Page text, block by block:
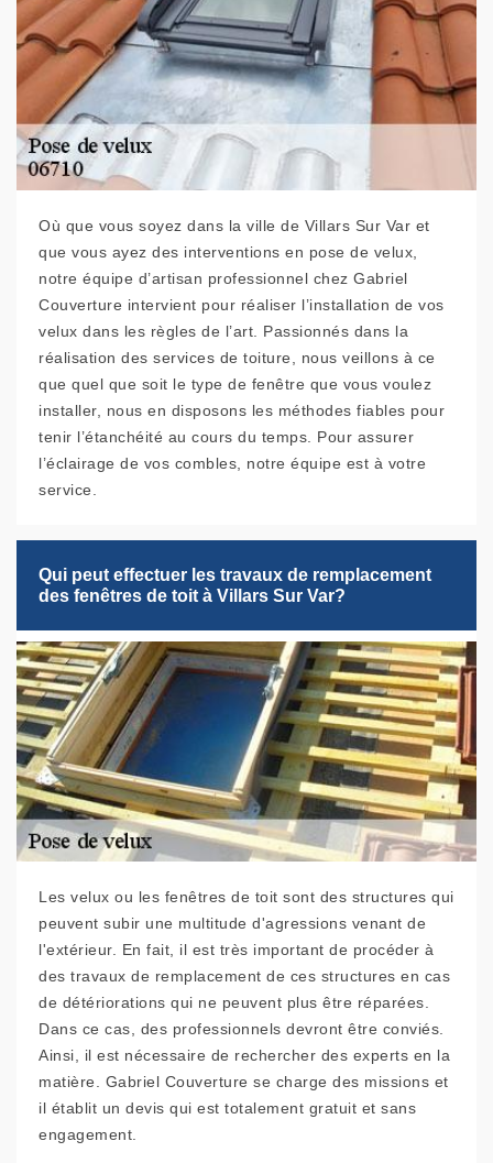
Où que vous soyez dans la ville de Villars Sur Var et
que vous ayez des interventions en pose de velux,
notre équipe d’artisan professionnel chez Gabriel
Couverture intervient pour réaliser l’installation de vos
velux dans les règles de l’art. Passionnés dans la
réalisation des services de toiture, nous veillons à ce
que quel que soit le type de fenêtre que vous voulez
installer, nous en disposons les méthodes fiables pour
tenir l’étanchéité au cours du temps. Pour assurer
l’éclairage de vos combles, notre équipe est à votre
service.
Qui peut effectuer les travaux de remplacement
des fenêtres de toit à Villars Sur Var?
Les velux ou les fenêtres de toit sont des structures qui
peuvent subir une multitude d'agressions venant de
l'extérieur. En fait, il est très important de procéder à
des travaux de remplacement de ces structures en cas
de détériorations qui ne peuvent plus être réparées.
Dans ce cas, des professionnels devront être conviés.
Ainsi, il est nécessaire de rechercher des experts en la
matière. Gabriel Couverture se charge des missions et
il établit un devis qui est totalement gratuit et sans
engagement.